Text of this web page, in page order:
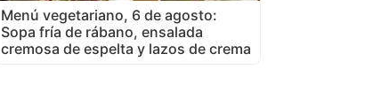
Menú vegetariano, 6 de agosto:
Sopa fría de rábano, ensalada
cremosa de espelta y lazos de crema